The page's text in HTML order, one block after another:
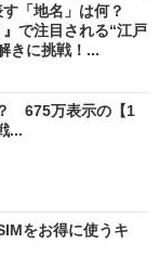
す「地名」は何？
』で注目される“江戸
きに挑戦！...
675万表示の【1
...
をお得に使うキ